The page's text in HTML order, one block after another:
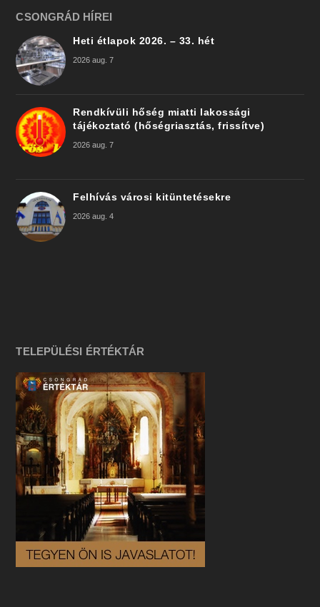
CSONGRÁD HÍREI
Heti étlapok 2026. – 33. hét
2026 aug. 7
Rendkívüli hőség miatti lakossági
tájékoztató (hőségriasztás, frissítve)
2026 aug. 7
Felhívás városi kitüntetésekre
2026 aug. 4
TELEPÜLÉSI ÉRTÉKTÁR